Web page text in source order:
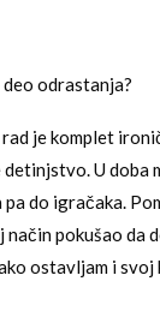
odrastanja?
je komplet
U doba
do igračaka.
način pokušao da
ostavljam i